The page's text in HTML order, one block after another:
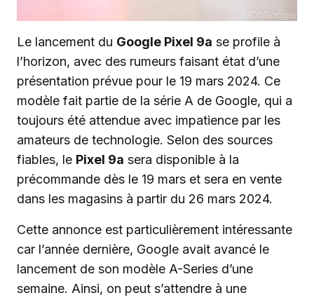
Le lancement du Google Pixel 9a se profile à
l’horizon, avec des rumeurs faisant état d’une
présentation prévue pour le 19 mars 2024. Ce
modèle fait partie de la série A de Google, qui a
toujours été attendue avec impatience par les
amateurs de technologie. Selon des sources
fiables, le Pixel 9a sera disponible à la
précommande dès le 19 mars et sera en vente
dans les magasins à partir du 26 mars 2024.
Cette annonce est particulièrement intéressante
car l’année dernière, Google avait avancé le
lancement de son modèle A-Series d’une
semaine. Ainsi, on peut s’attendre à une